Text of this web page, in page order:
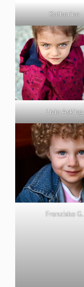
Katharina
Livia Asking
Franziska G.